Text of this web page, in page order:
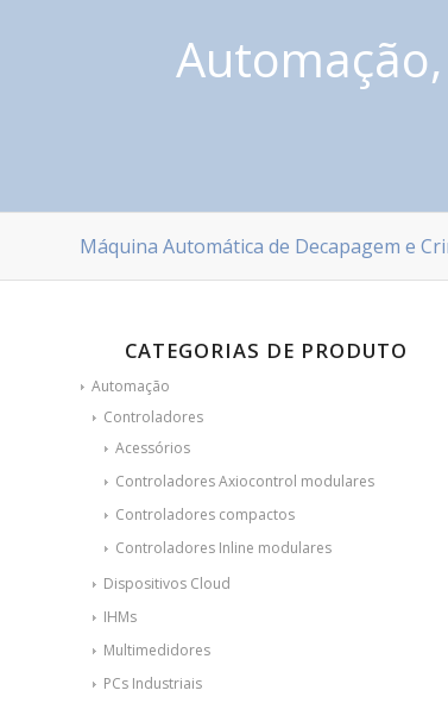
Máquina Automática de Decapagem e
CATEGORIAS DE PRODUTO
Automação
Controladores
Acessórios
Controladores Axiocontrol modulares
Controladores compactos
Controladores Inline modulares
Dispositivos Cloud
IHMs
Multimedidores
PCs Industriais